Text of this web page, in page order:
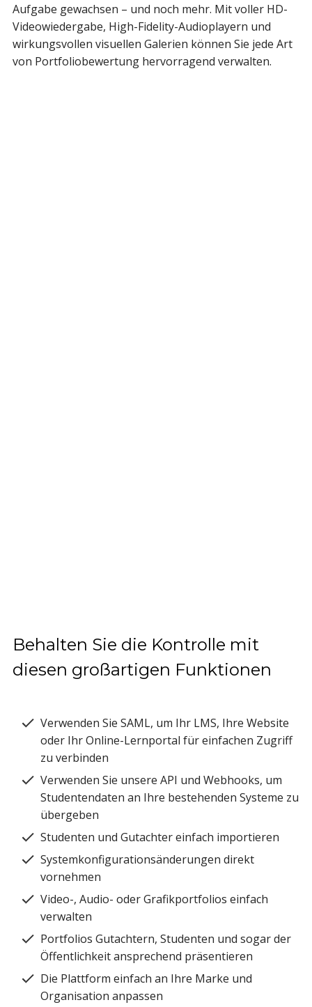
Aufgabe gewachsen – und noch mehr. Mit voller HD-
Videowiedergabe, High-Fidelity-Audioplayern und
wirkungsvollen visuellen Galerien können Sie jede Art
von Portfoliobewertung hervorragend verwalten.
Behalten Sie die Kontrolle mit
diesen großartigen Funktionen
Verwenden Sie SAML, um Ihr LMS, Ihre Website
oder Ihr Online-Lernportal für einfachen Zugriff
zu verbinden
Verwenden Sie unsere API und Webhooks, um
Studentendaten an Ihre bestehenden Systeme zu
übergeben
Studenten und Gutachter einfach importieren
Systemkonfigurationsänderungen direkt
vornehmen
Video-, Audio- oder Grafikportfolios einfach
verwalten
Portfolios Gutachtern, Studenten und sogar der
Öffentlichkeit ansprechend präsentieren
Die Plattform einfach an Ihre Marke und
Organisation anpassen